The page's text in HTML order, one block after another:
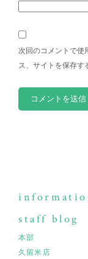
次回のコメントで使
ス、サイトを保存す
staff blog
本部
久留米店